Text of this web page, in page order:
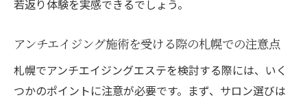
若返り体験を実感できるでしょう。
アンチエイジング施術を受ける際の札幌での注意点
札幌でアンチエイジングエステを検討する際には、いく
つかのポイントに注意が必要です。まず、サロン選びは